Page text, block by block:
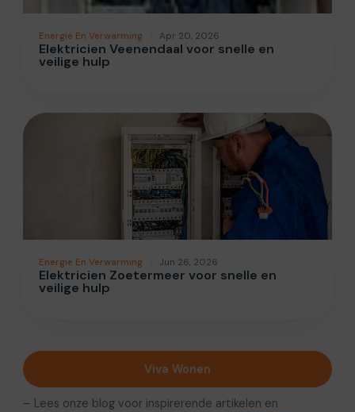
Energie En Verwarming Apr 20, 2026
Elektricien Veenendaal voor snelle en
veilige hulp
Energie En Verwarming Jun 26, 2026
Elektricien Zoetermeer voor snelle en
veilige hulp
Viva Wonen
– Lees onze blog voor inspirerende artikelen en